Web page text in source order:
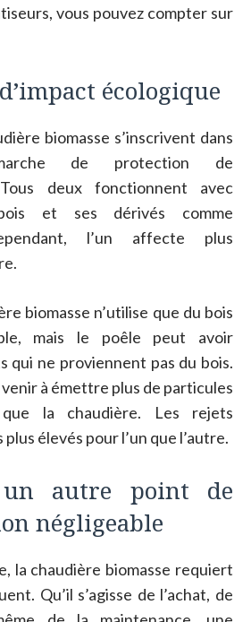
vous pouvez compter sur
écologique
biomasse s’inscrivent dans
de protection de
Tous deux fonctionnent avec
et ses dérivés comme
l’un affecte plus
biomasse n’utilise que du bois
mais le poêle peut avoir
qui ne proviennent pas du bois.
à émettre plus de particules
la chaudière. Les rejets
élevés pour l’un que l’autre.
autre point de
négligeable
la chaudière biomasse requiert
Qu’il s’agisse de l’achat, de